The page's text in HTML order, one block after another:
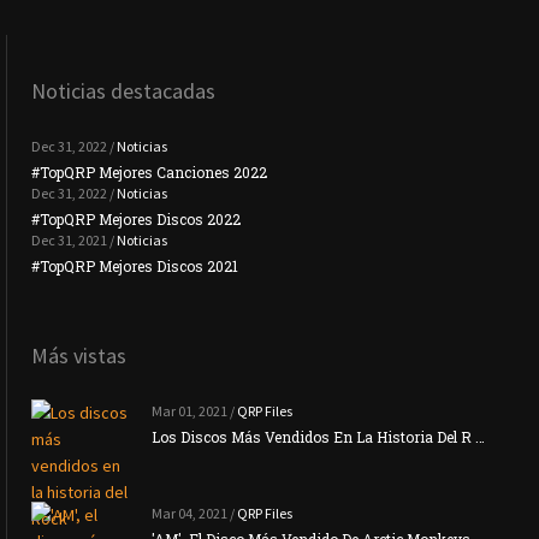
Noticias destacadas
Dec 31, 2022 / Noticias
#TopQRP Mejores Canciones 2022
Dec 31, 2022 / Noticias
#TopQRP Mejores Discos 2022
Dec 31, 2021 / Noticias
#TopQRP Mejores Discos 2021
Más vistas
Mar 01, 2021 / QRP Files
Los Discos Más Vendidos En La Historia Del R …
Mar 04, 2021 / QRP Files